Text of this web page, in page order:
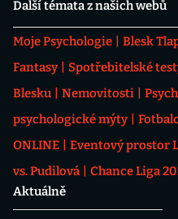
Další témata z našich webů
Moje Psychologie Blesk
Fantasy
Spotřebitelské
Blesku
Nemovitosti
psychologické mýty
ONLINE
Eventový prostor
vs. Pudilová
Chance Liga
Aktuálně